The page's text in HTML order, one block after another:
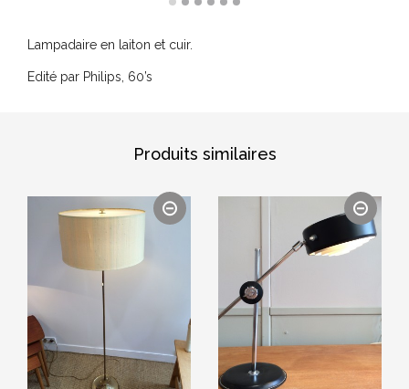
Lampadaire en laiton et cuir.
Edité par Philips, 60’s
Produits similaires